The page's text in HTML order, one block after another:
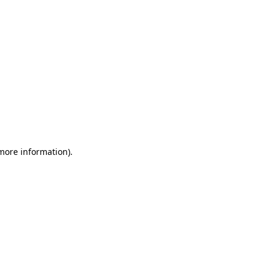
information).